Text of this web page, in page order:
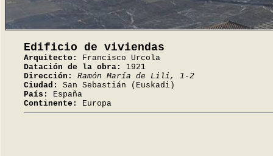
Edificio de viviendas
Arquitecto:
Francisco Urcola
Datación de la obra:
1921
Dirección:
Ramón María de Lili, 1-2
Ciudad:
San Sebastián (Euskadi)
País:
España
Continente:
Europa